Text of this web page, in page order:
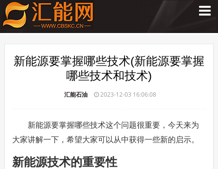
新能源要掌握哪些技术(新能源要掌握
哪些技术和技术)
汇能石油 2023-12-03 16:06:08
新能源要掌握哪些技术这个问题很重要，今天来为
大家讲解一下，希望大家可以从中获得一些新的启示。
新能源技术的重要性